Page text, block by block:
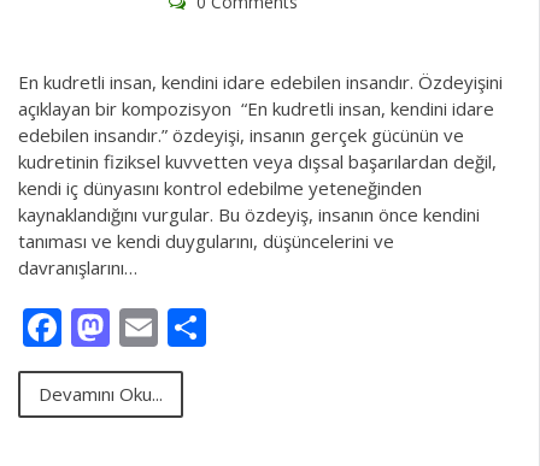
En kudretli insan, kendini idare edebilen insandır. Özdeyişini
açıklayan bir kompozisyon “En kudretli insan, kendini idare
edebilen insandır.” özdeyişi, insanın gerçek gücünün ve
kudretinin fiziksel kuvvetten veya dışsal başarılardan değil,
kendi iç dünyasını kontrol edebilme yeteneğinden
kaynaklandığını vurgular. Bu özdeyiş, insanın önce kendini
tanıması ve kendi duygularını, düşüncelerini ve
davranışlarını…
Facebook
Mastodon
Email
Devamını Oku...